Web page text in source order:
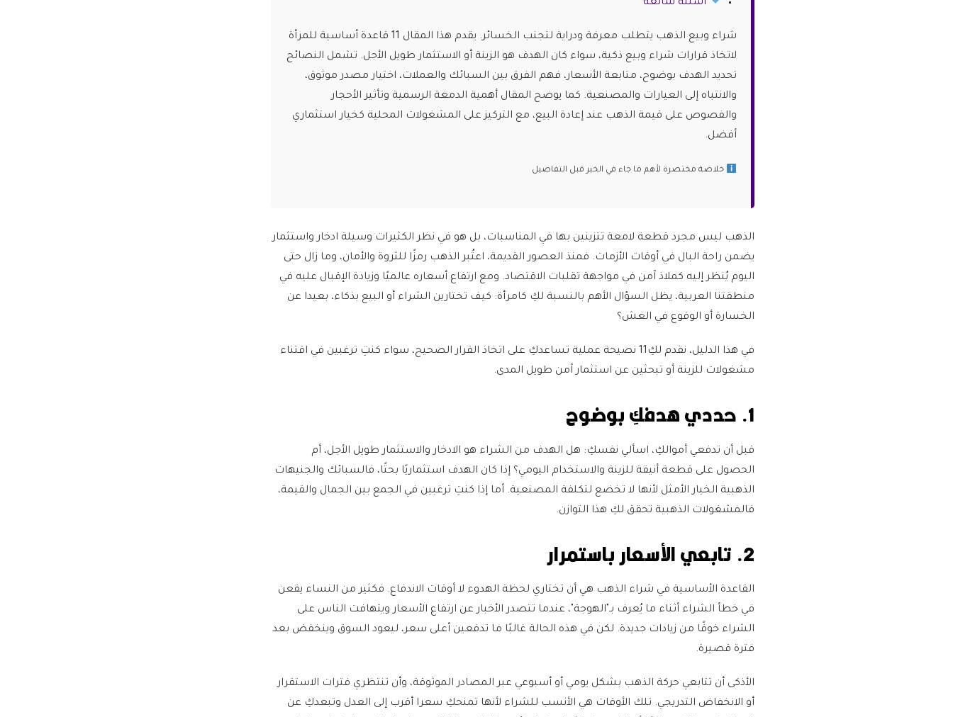
أسئلة شائعة
شراء وبيع الذهب يتطلب معرفة ودراية لتجنب الخسائر. يقدم هذا المقال 11 قاعدة أساسية للمرأة
لاتخاذ قرارات شراء وبيع ذكية، سواء كان الهدف هو الزينة أو الاستثمار طويل الأجل. تشمل النصائح
تحديد الهدف بوضوح، متابعة الأسعار، فهم الفرق بين السبائك والعملات، اختيار مصدر موثوق،
والانتباه إلى العيارات والمصنعية. كما يوضح المقال أهمية الدمغة الرسمية وتأثير الأحجار
والفصوص على قيمة الذهب عند إعادة البيع، مع التركيز على المشغولات المحلية كخيار استثماري
أفضل.
خلاصة مختصرة لأهم ما جاء في الخبر قبل التفاصيل
الذهب ليس مجرد قطعة لامعة تتزينين بها في المناسبات، بل هو في نظر الكثيرات وسيلة ادخار واستثمار
يضمن راحة البال في أوقات الأزمات. فمنذ العصور القديمة، اعتُبر الذهب رمزًا للثروة والأمان، وما زال حتى
اليوم يُنظر إليه كملاذ آمن في مواجهة تقلبات الاقتصاد. ومع ارتفاع أسعاره عالميًا وزيادة الإقبال عليه في
منطقتنا العربية، يظل السؤال الأهم بالنسبة لكِ كامرأة: كيف تختارين الشراء أو البيع بذكاء، بعيدا عن
الخسارة أو الوقوع في الغش؟
في هذا الدليل، نقدم لكِ11 نصيحة عملية تساعدكِ على اتخاذ القرار الصحيح، سواء كنتِ ترغبين في اقتناء
مشغولات للزينة أو تبحثين عن استثمار آمن طويل المدى.
1. حددي هدفكِ بوضوح
قبل أن تدفعي أموالكِ، اسألي نفسكِ: هل الهدف من الشراء هو الادخار والاستثمار طويل الأجل، أم
الحصول على قطعة أنيقة للزينة والاستخدام اليومي؟ إذا كان الهدف استثماريًا بحتًا، فالسبائك والجنيهات
الذهبية الخيار الأمثل لأنها لا تخضع لتكلفة المصنعية. أما إذا كنتِ ترغبين في الجمع بين الجمال والقيمة،
فالمشغولات الذهبية تحقق لكِ هذا التوازن.
2. تابعي الأسعار باستمرار
القاعدة الأساسية في شراء الذهب هي أن تختاري لحظة الهدوء لا أوقات الاندفاع. فكثير من النساء يقعن
في خطأ الشراء أثناء ما يُعرف بـ"الهوجة"، عندما تتصدر الأخبار عن ارتفاع الأسعار ويتهافت الناس على
الشراء خوفًا من زيادات جديدة. لكن في هذه الحالة غالبًا ما تدفعين أعلى سعر، ليعود السوق وينخفض بعد
فترة قصيرة.
الأذكى أن تتابعي حركة الذهب بشكل يومي أو أسبوعي عبر المصادر الموثوقة، وأن تنتظري فترات الاستقرار
أو الانخفاض التدريجي. تلك الأوقات هي الأنسب للشراء لأنها تمنحكِ سعرا أقرب إلى العدل وتبعدكِ عن